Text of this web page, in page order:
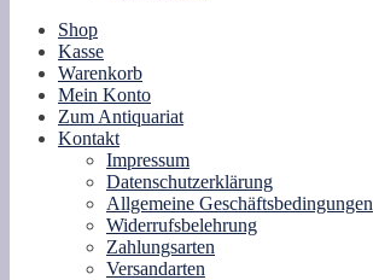
Shop
Kasse
Warenkorb
Mein Konto
Zum Antiquariat
Kontakt
Impressum
Datenschutzerklärung
Allgemeine Geschäftsbedingungen
Widerrufsbelehrung
Zahlungsarten
Versandarten